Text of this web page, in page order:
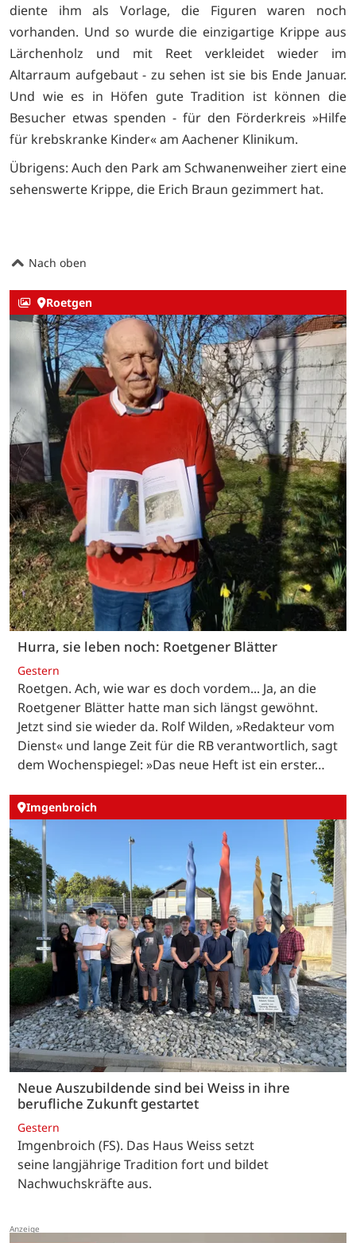
diente ihm als Vorlage, die Figuren waren noch
vorhanden. Und so wurde die einzigartige Krippe aus
Lärchenholz und mit Reet verkleidet wieder im
Altarraum aufgebaut - zu sehen ist sie bis Ende Januar.
Und wie es in Höfen gute Tradition ist können die
Besucher etwas spenden - für den Förderkreis »Hilfe
für krebskranke Kinder« am Aachener Klinikum.
Übrigens: Auch den Park am Schwanenweiher ziert eine
sehenswerte Krippe, die Erich Braun gezimmert hat.
Nach oben
Roetgen
Hurra, sie leben noch: Roetgener Blätter
Gestern
Roetgen. Ach, wie war es doch vordem... Ja, an die
Roetgener Blätter hatte man sich längst gewöhnt.
Jetzt sind sie wieder da. Rolf Wilden, »Redakteur vom
Dienst« und lange Zeit für die RB verantwortlich, sagt
dem Wochenspiegel: »Das neue Heft ist ein erster…
Imgenbroich
Neue Auszubildende sind bei Weiss in ihre
berufliche Zukunft gestartet
Gestern
Imgenbroich (FS). Das Haus Weiss setzt
seine langjährige Tradition fort und bildet
Nachwuchskräfte aus.